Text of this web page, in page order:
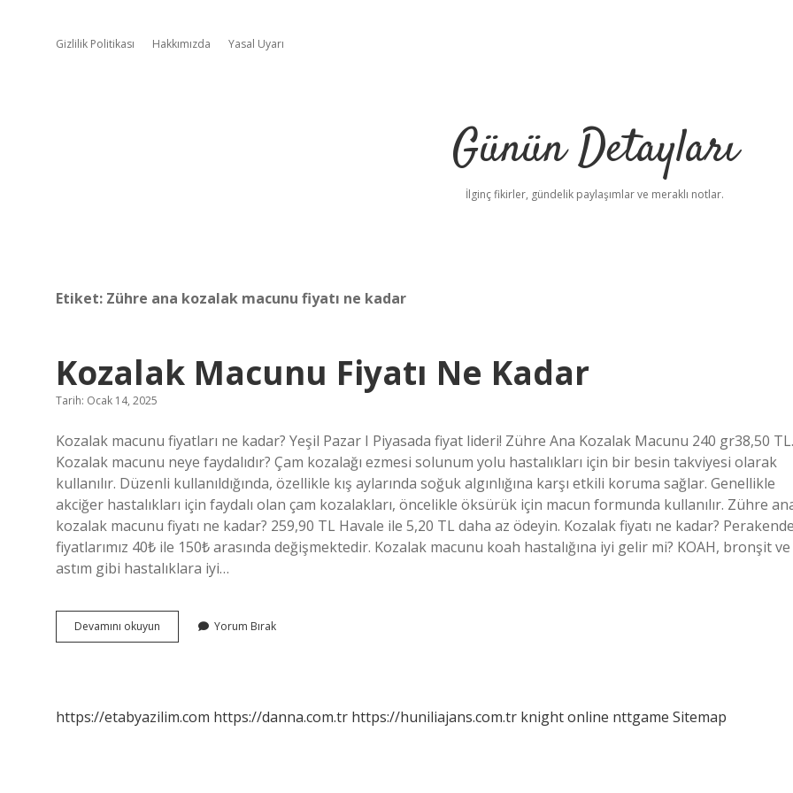
Gizlilik Politikası Hakkımızda Yasal Uyarı
Günün Detayları
İlginç fikirler, gündelik paylaşımlar ve meraklı notlar.
Etiket: Zühre ana kozalak macunu fiyatı ne kadar
Kozalak Macunu Fiyatı Ne Kadar
Tarih: Ocak 14, 2025
Kozalak macunu fiyatları ne kadar? Yeşil Pazar I Piyasada fiyat lideri! Zühre Ana Kozalak Macunu 240 gr38,50 TL.
Kozalak macunu neye faydalıdır? Çam kozalağı ezmesi solunum yolu hastalıkları için bir besin takviyesi olarak
kullanılır. Düzenli kullanıldığında, özellikle kış aylarında soğuk algınlığına karşı etkili koruma sağlar. Genellikle
akciğer hastalıkları için faydalı olan çam kozalakları, öncelikle öksürük için macun formunda kullanılır. Zühre
kozalak macunu fiyatı ne kadar? 259,90 TL Havale ile 5,20 TL daha az ödeyin. Kozalak fiyatı ne kadar? Perakende
fiyatlarımız 40₺ ile 150₺ arasında değişmektedir. Kozalak macunu koah hastalığına iyi gelir mi? KOAH, bronşit ve
astım gibi hastalıklara iyi…
Devamını okuyun
Macunu
Yorum Bırak
https://etabyazilim.com https://danna.com.tr https://huniliajans.com.tr knight online nttgame Sitemap